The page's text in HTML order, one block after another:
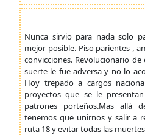
Nunca sirvio para nada solo
mejor posible. Piso parientes ,
convicciones. Revolucionario
suerte le fue adversa y no lo
Hoy trepado a cargos
proyectos que se le
patrones porteños.Mas allá
tenemos que unirnos y salir a
ruta 18 y evitar todas las